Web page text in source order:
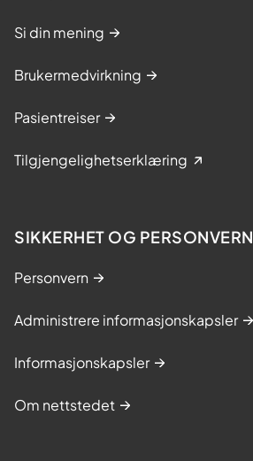
Si din mening
Brukermedvirkning
Pasientreiser
Tilgjengelighetserklæring
SIKKERHET OG PERSONVERN
Personvern
Administrere informasjonskapsler
Informasjonskapsler
Om nettstedet